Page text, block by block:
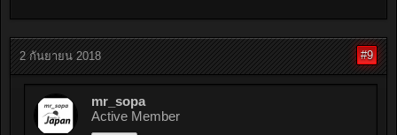
2 กันยายน 2018 #9
mr_sopa
Active Member